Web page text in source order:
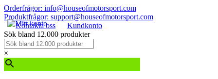
Orderfrågor: info@houseofmotorsport.com
Produktfrågor: support@houseofmotorsport.com
Kontakta oss
Kundkonto
Sök bland 12.000 produkter
×